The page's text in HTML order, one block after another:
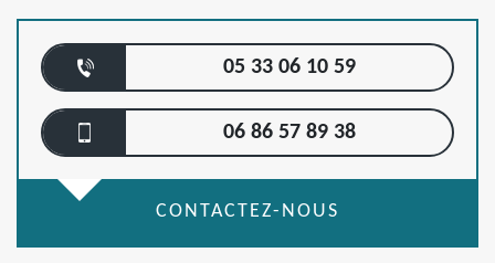
05 33 06 10 59
06 86 57 89 38
CONTACTEZ-NOUS